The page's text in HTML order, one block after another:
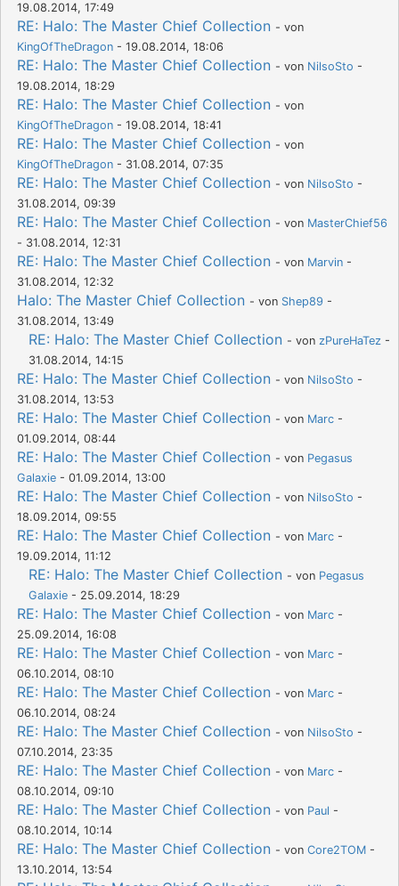
19.08.2014, 17:49
RE: Halo: The Master Chief Collection - von
KingOfTheDragon - 19.08.2014, 18:06
RE: Halo: The Master Chief Collection - von NilsoSto -
19.08.2014, 18:29
RE: Halo: The Master Chief Collection - von
KingOfTheDragon - 19.08.2014, 18:41
RE: Halo: The Master Chief Collection - von
KingOfTheDragon - 31.08.2014, 07:35
RE: Halo: The Master Chief Collection - von NilsoSto -
31.08.2014, 09:39
RE: Halo: The Master Chief Collection - von MasterChief56
- 31.08.2014, 12:31
RE: Halo: The Master Chief Collection - von Marvin -
31.08.2014, 12:32
Halo: The Master Chief Collection - von Shep89 -
31.08.2014, 13:49
RE: Halo: The Master Chief Collection - von zPureHaTez -
31.08.2014, 14:15
RE: Halo: The Master Chief Collection - von NilsoSto -
31.08.2014, 13:53
RE: Halo: The Master Chief Collection - von Marc -
01.09.2014, 08:44
RE: Halo: The Master Chief Collection - von Pegasus
Galaxie - 01.09.2014, 13:00
RE: Halo: The Master Chief Collection - von NilsoSto -
18.09.2014, 09:55
RE: Halo: The Master Chief Collection - von Marc -
19.09.2014, 11:12
RE: Halo: The Master Chief Collection - von Pegasus
Galaxie - 25.09.2014, 18:29
RE: Halo: The Master Chief Collection - von Marc -
25.09.2014, 16:08
RE: Halo: The Master Chief Collection - von Marc -
06.10.2014, 08:10
RE: Halo: The Master Chief Collection - von Marc -
06.10.2014, 08:24
RE: Halo: The Master Chief Collection - von NilsoSto -
07.10.2014, 23:35
RE: Halo: The Master Chief Collection - von Marc -
08.10.2014, 09:10
RE: Halo: The Master Chief Collection - von Paul -
08.10.2014, 10:14
RE: Halo: The Master Chief Collection - von Core2TOM -
13.10.2014, 13:54